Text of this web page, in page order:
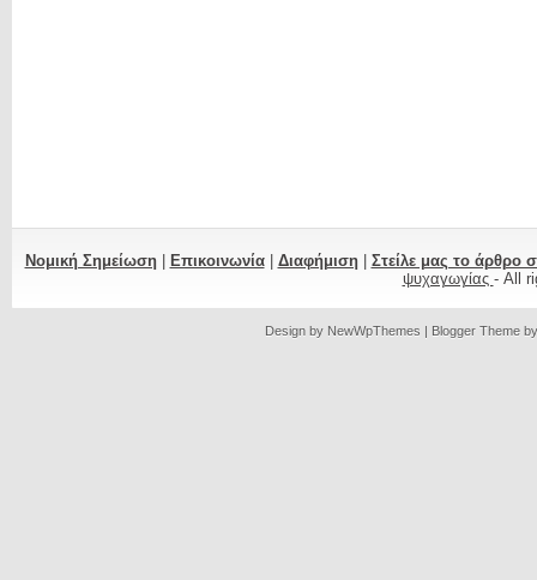
Νομική Σημείωση| Επικοινωνία| Διαφήμιση| Στείλε μας το άρθρο
ψυχαγωγίας - All
Design by NewWpThemes | Blogger Theme